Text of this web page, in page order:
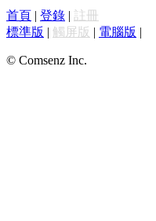
首頁 | 登錄 | 註冊
標準版 | 觸屏版 | 電腦版 |
© Comsenz Inc.